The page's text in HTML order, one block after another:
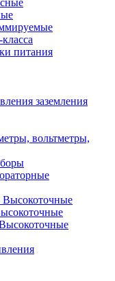
питания
заземления
вольтметры,